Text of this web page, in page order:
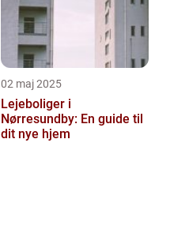
02 maj 2025
Lejeboliger i
Nørresundby: En guide til
dit nye hjem